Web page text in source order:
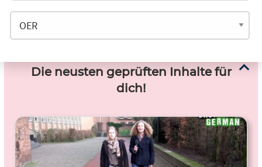
Die neusten geprüften Inhalte für
dich!